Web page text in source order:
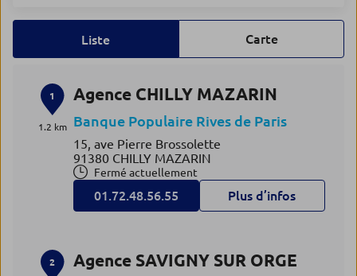
Liste Carte
1
1.2 km
Agence CHILLY MAZARIN
Banque Populaire Rives de Paris
15, ave Pierre Brossolette
91380 CHILLY MAZARIN
Fermé actuellement
01.72.48.56.55 Plus d’infos
2 Agence SAVIGNY SUR ORGE